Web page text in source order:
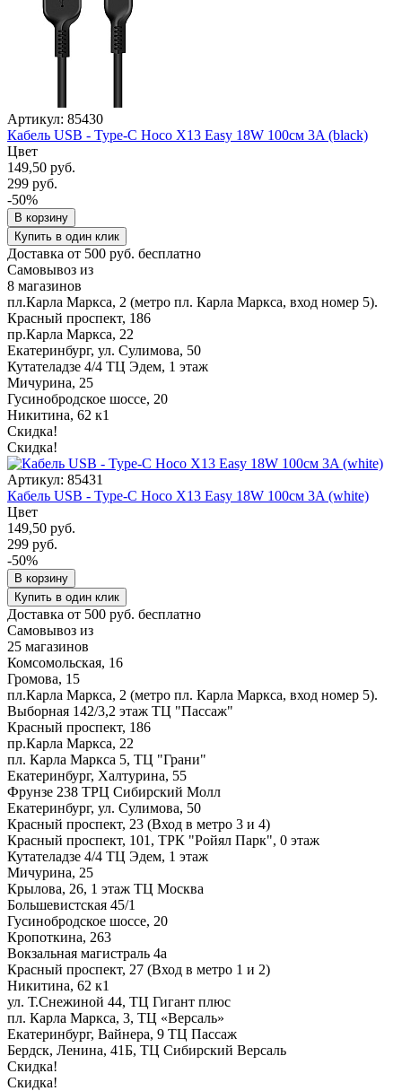
Артикул: 85430
Кабель USB - Type-C Hoco X13 Easy 18W 100см 3A (black)
Цвет
149,50 руб.
299 руб.
-50%
В корзину
Купить в один клик
Доставка от 500 руб. бесплатно
Самовывоз из
8 магазинов
пл.Карла Маркса, 2 (метро пл. Карла Маркса, вход номер 5).
Красный проспект, 186
пр.Карла Маркса, 22
Екатеринбург, ул. Сулимова, 50
Кутателадзе 4/4 ТЦ Эдем, 1 этаж
Мичурина, 25
Гусинобродское шоссе, 20
Никитина, 62 к1
Скидка!
Скидка!
Артикул: 85431
Кабель USB - Type-C Hoco X13 Easy 18W 100см 3A (white)
Цвет
149,50 руб.
299 руб.
-50%
В корзину
Купить в один клик
Доставка от 500 руб. бесплатно
Самовывоз из
25 магазинов
Комсомольская, 16
Громова, 15
пл.Карла Маркса, 2 (метро пл. Карла Маркса, вход номер 5).
Выборная 142/3,2 этаж ТЦ "Пассаж"
Красный проспект, 186
пр.Карла Маркса, 22
пл. Карла Маркса 5, ТЦ "Грани"
Екатеринбург, Халтурина, 55
Фрунзе 238 ТРЦ Сибирский Молл
Екатеринбург, ул. Сулимова, 50
Красный проспект, 23 (Вход в метро 3 и 4)
Красный проспект, 101, ТРК "Ройял Парк", 0 этаж
Кутателадзе 4/4 ТЦ Эдем, 1 этаж
Мичурина, 25
Крылова, 26, 1 этаж ТЦ Москва
Большевистская 45/1
Гусинобродское шоссе, 20
Кропоткина, 263
Вокзальная магистраль 4а
Красный проспект, 27 (Вход в метро 1 и 2)
Никитина, 62 к1
ул. Т.Снежиной 44, ТЦ Гигант плюс
пл. Карла Маркса, 3, ТЦ «Версаль»
Екатеринбург, Вайнера, 9 ТЦ Пассаж
Бердск, Ленина, 41Б, ТЦ Сибирский Версаль
Скидка!
Скидка!